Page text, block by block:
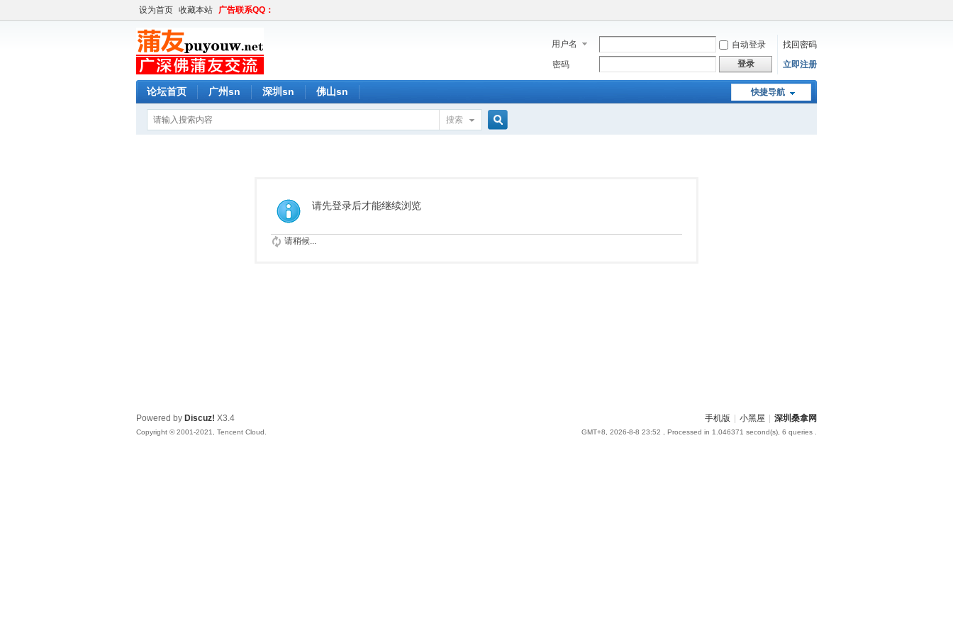
设为首页 收藏本站 广告联系QQ：
用户名 自动登录
找回密码
密码
登录 立即注册
快捷导航
论坛首页 广州sn 深圳sn 佛山sn
搜索
请先登录后才能继续浏览
请稍候...
手机版 小黑屋 深圳桑拿网
GMT+8, 2026-8-8 23:52 , Processed in 1.046371 second(s), 6 queries .
Powered by Discuz! X3.4
Copyright © 2001-2021, Tencent Cloud.